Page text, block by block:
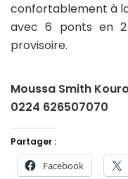
confortablement à
avec 6 ponts en 2
provisoire.
Moussa Smith
0224 626507070
Partager :
Facebook